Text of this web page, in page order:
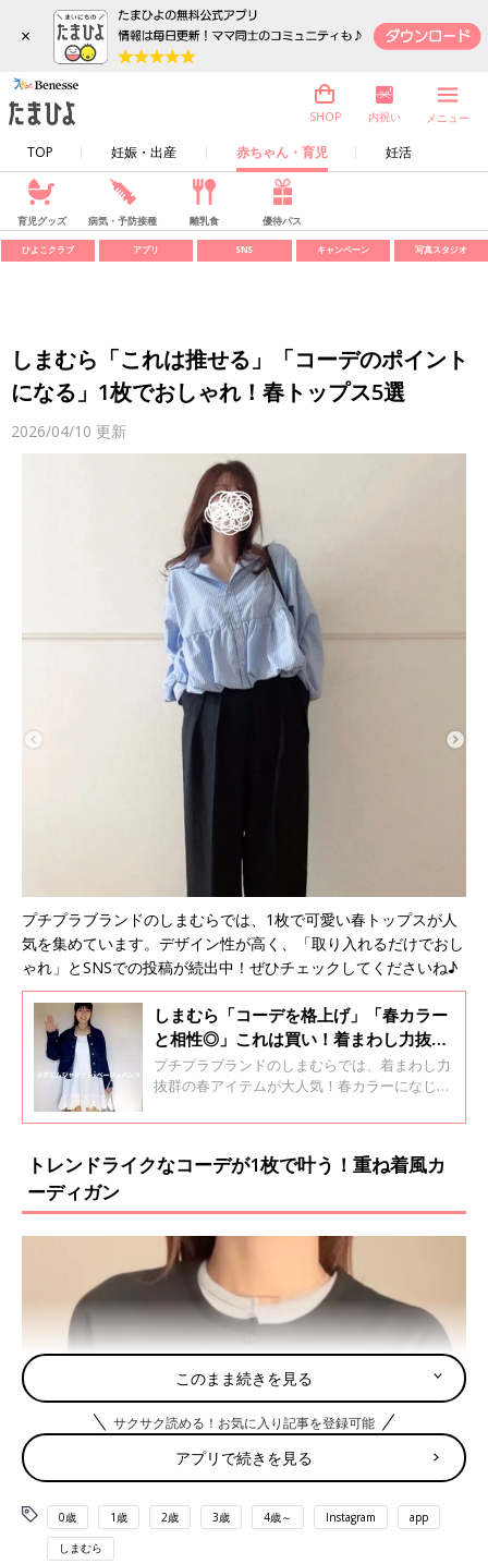
×
TOP 妊娠・出産 赤ちゃん・育児 妊活
SHOP 内祝い メニュー
育児グッズ 病気・予防接種 離乳食 優待パス
ひよこクラブ アプリ SNS キャンペーン 写真スタジオ
しまむら「これは推せる」「コーデのポイント
になる」1枚でおしゃれ！春トップス5選
2026/04/10 更新
プチプラブランドのしまむらでは、1枚で可愛い春トップスが人
気を集めています。デザイン性が高く、「取り入れるだけでおし
ゃれ」とSNSでの投稿が続出中！ぜひチェックしてくださいね♪
しまむら「コーデを格上げ」「春カラー
と相性◎」これは買い！着まわし力抜群
の春アイテム4選
プチプラブランドのしまむらでは、着まわし力
抜群の春アイテムが大人気！春カラーになじみ
ど、この春のコーデに取り入れたいアイテムば
トレンドライクなコーデが1枚で叶う！重ね着風カ
ーディガン
このまま続きを見る
サクサク読める！お気に入り記事を登録可能
アプリで続きを見る
0歳 1歳 2歳 3歳 4歳～ Instagram app
しまむら